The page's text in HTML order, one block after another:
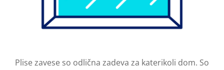
Plise zavese so odlična zadeva za katerikoli dom. So